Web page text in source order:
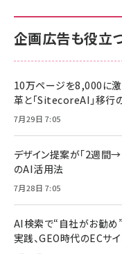
企画広告も役立
10万ページを8,000に激
革と「SitecoreAI」移行
7月29日 7:05
デザイン提案が「2週間
のAI活用法
7月28日 7:05
AI検索で“自社がお勧め
実践、GEO時代のECサ